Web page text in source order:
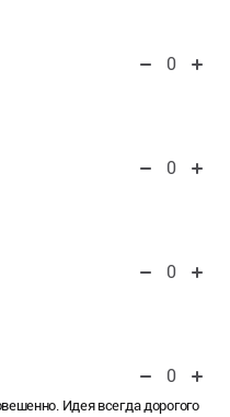
0
0
0
0
Идея всегда дорогого